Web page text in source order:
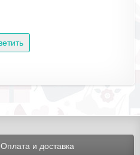
Оплата и доставка